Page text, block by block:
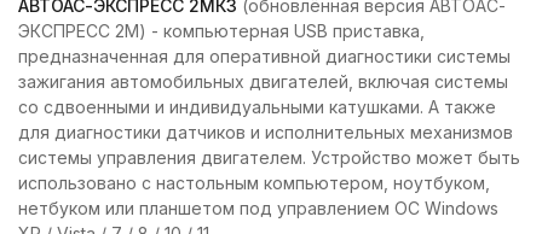
АВТОАС-ЭКСПРЕСС 2МК3 (обновлённая версия АВТОАС-
ЭКСПРЕСС 2М) - компьютерная USB приставка,
предназначенная для оперативной диагностики системы
зажигания автомобильных двигателей, включая системы
со сдвоенными и индивидуальными катушками. А также
для диагностики датчиков и исполнительных механизмов
системы управления двигателем. Устройство может быть
использовано с настольным компьютером, ноутбуком,
нетбуком или планшетом под управлением ОС Windows